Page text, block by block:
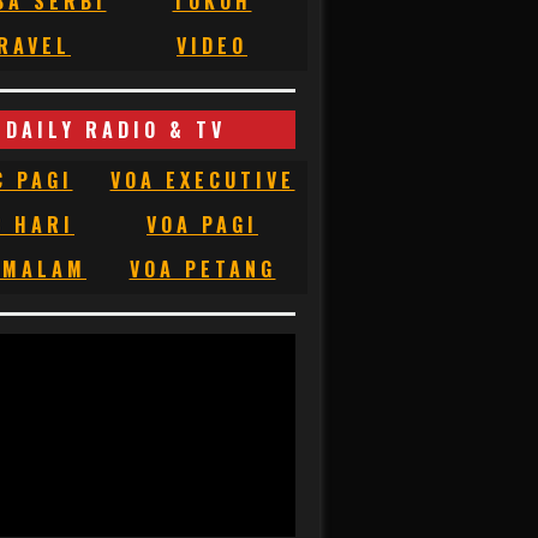
VIDEO
DAILY RADIO & TV
PAGI
VOA EXECUTIVE
HARI
VOA PAGI
VOA PETANG